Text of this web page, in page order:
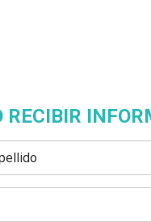
RECIBIR